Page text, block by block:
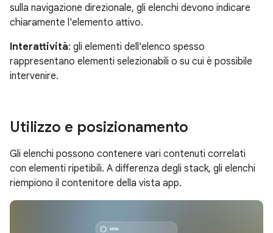
sulla navigazione direzionale, gli elenchi devono indicare
chiaramente l'elemento attivo.
Interattività: gli elementi dell'elenco spesso
rappresentano elementi selezionabili o su cui è possibile
intervenire.
Utilizzo e posizionamento
Gli elenchi possono contenere vari contenuti correlati
con elementi ripetibili. A differenza degli stack, gli elenchi
riempiono il contenitore della vista app.